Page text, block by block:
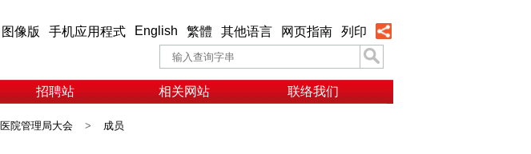
图像版 手机应用程式 English 繁體 其他语言 网页指南 列印
招聘站 相关网站 联络我们
医院管理局大会 > 成员